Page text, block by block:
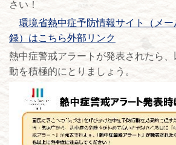
さい！
環境省熱中症予防情報サイト（メ
録）はこちら外部リンク
熱中症警戒アラートが発表されたら
動を積極的にとりましょう。